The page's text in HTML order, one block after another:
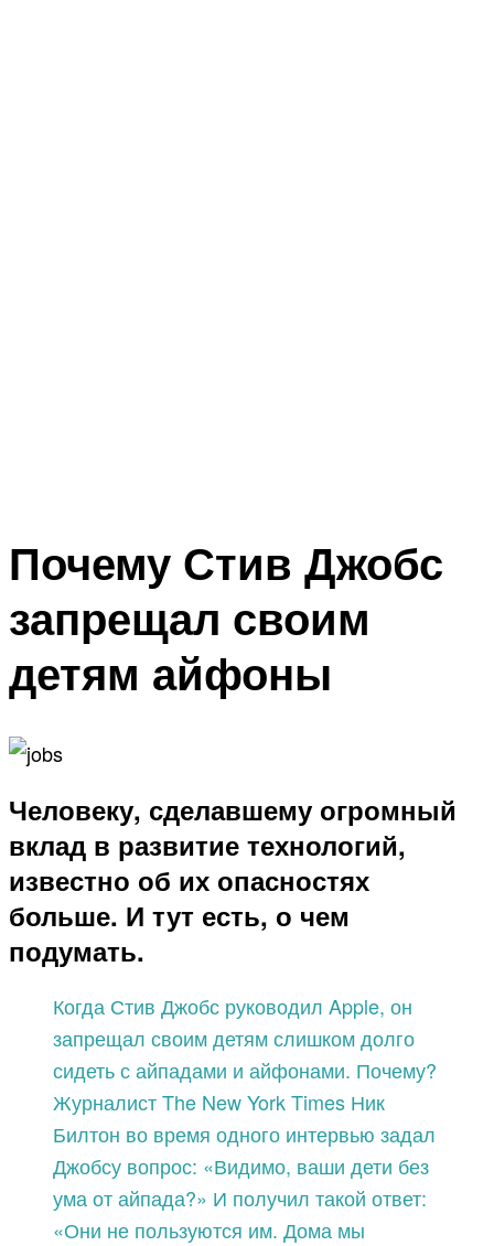
Почему Стив Джобс
запрещал своим
детям айфоны
Человеку, сделавшему огромный
вклад в развитие технологий,
известно об их опасностях
больше. И тут есть, о чем
подумать.
Когда Стив Джобс руководил Apple, он
запрещал своим детям слишком долго
сидеть с айпадами и айфонами. Почему?
Журналист The New York Times Ник
Билтон во время одного интервью задал
Джобсу вопрос: «Видимо, ваши дети без
ума от айпада?» И получил такой ответ:
«Они не пользуются им. Дома мы